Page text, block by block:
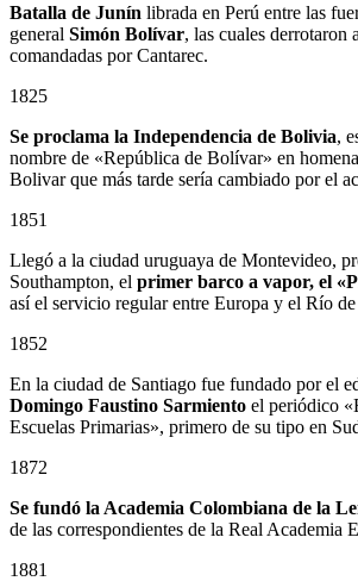
Batalla de Junín librada en Perú entre las
general Simón Bolívar, las cuales derrotaron
comandadas por Cantarec.
1825
Se proclama la Independencia de Bolivia,
nombre de «República de Bolívar» en
Bolivar que más tarde sería cambiado por el
1851
Llegó a la ciudad uruguaya de Montevideo,
Southampton, el primer barco a vapor, el
así el servicio regular entre Europa y el Río de
1852
En la ciudad de Santiago fue fundado por el
Domingo Faustino Sarmiento el periódico
Escuelas Primarias», primero de su tipo en
1872
Se fundó la Academia Colombiana de la
de las correspondientes de la Real Academia
1881